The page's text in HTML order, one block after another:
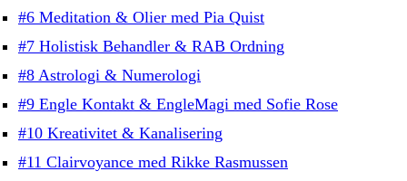
#6 Meditation & Olier med Pia Quist
#7 Holistisk Behandler & RAB Ordning
#8 Astrologi & Numerologi
#9 Engle Kontakt & EngleMagi med Sofie Rose
#10 Kreativitet & Kanalisering
#11 Clairvoyance med Rikke Rasmussen